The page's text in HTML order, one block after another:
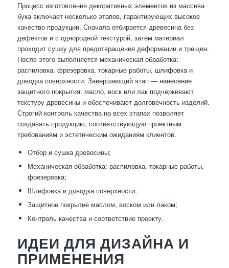
Процесс изготовления декоративных элементов из массива
бука включает несколько этапов, гарантирующих высокое
качество продукции. Сначала отбирается древесина без
дефектов и с однородной текстурой, затем материал
проходит сушку для предотвращения деформации и трещин.
После этого выполняется механическая обработка:
распиловка, фрезеровка, токарные работы, шлифовка и
доводка поверхности. Завершающий этап — нанесение
защитного покрытия: масло, воск или лак подчеркивают
текстуру древесины и обеспечивают долговечность изделий.
Строгий контроль качества на всех этапах позволяет
создавать продукцию, соответствующую проектным
требованиям и эстетическим ожиданиям клиентов.
Отбор и сушка древесины;
Механическая обработка: распиловка, токарные работы,
фрезеровка;
Шлифовка и доводка поверхности;
Защитное покрытие маслом, воском или лаком;
Контроль качества и соответствие проекту.
ИДЕИ ДЛЯ ДИЗАЙНА И
ПРИМЕНЕНИЯ